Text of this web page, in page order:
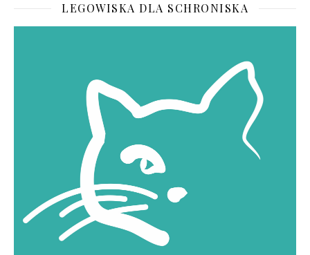
LEGOWISKA DLA SCHRONISKA